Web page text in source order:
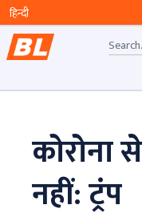
कोरोना
नहीं: ट्रंप